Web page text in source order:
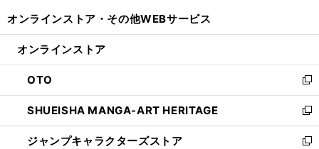
開
ン
ウ
で
開
く
ウ
ン
ド
ウ
で
開
く
オンラインストア・ その他WEBサービス
オンラインストア
OTO
新
し
い
ウ
ィ
SHUEISHA MANGA-ART HERITAGE
新
し
い
ジャンプキャラクターズストア
新